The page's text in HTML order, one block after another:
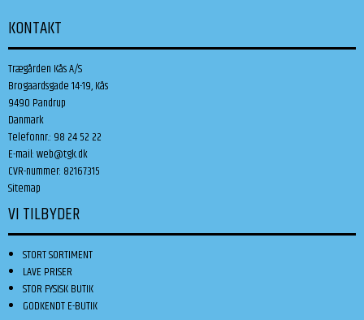
KONTAKT
Trægården Kås A/S
Brogaardsgade 14-19, Kås
9490 Pandrup
Danmark
Telefonnr.: 98 24 52 22
E-mail:web@tgk.dk
CVR-nummer: 82167315
Sitemap
VI TILBYDER
STORT SORTIMENT
LAVE PRISER
STOR FYSISK BUTIK
GODKENDT E-BUTIK